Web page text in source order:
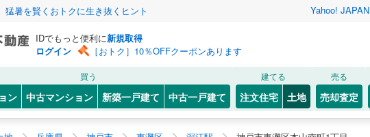
暑を賢くおトクに生き抜くヒント Yahoo! JAPAN
IDでもっと便利に新規取得
ログイン
［おトク］10％OFFクーポンあります
買う
ン 中古マンション 新築一戸建て 中古一戸建て
建てる
注文住宅 土地
売る
売却査定